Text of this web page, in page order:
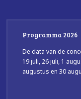
Programma 2026
De data van de
19 juli, 26 juli, 1
augustus en 30